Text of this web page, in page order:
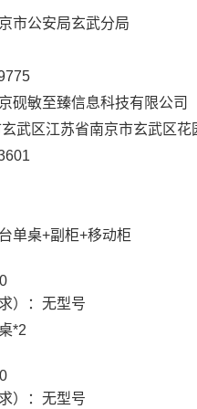
市公安局玄武分局
砚敏至臻信息科技有限公司
武区江苏省南京市玄武区
单桌+副柜+移动柜
）： 无型号
*2
）： 无型号